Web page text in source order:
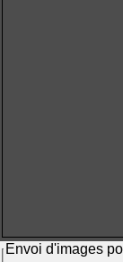
Envoi d'images